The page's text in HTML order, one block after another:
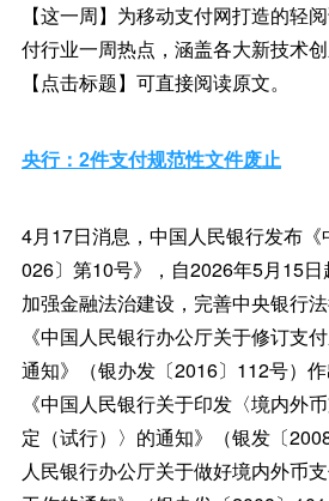
【这一周】为移动支付网打造的轻
付行业一周热点，涵盖各大新技术创
【点击标题】可直接阅读原文。
央行：2件支付规范性文件废止
4月17日消息，中国人民银行发布
026〕第10号》，自2026年5月15
加强金融法治建设，完善中央银行
《中国人民银行办公厅关于修订支
通知》（银办发〔2016〕112号）
《中国人民银行关于印发〈境内外
定（试行）〉的通知》（银发〔
人民银行办公厅关于做好境内外币